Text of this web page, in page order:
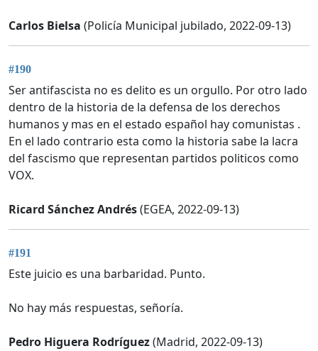
Carlos Bielsa (Policía Municipal jubilado, 2022-09-13)
#190
Ser antifascista no es delito es un orgullo. Por otro lado
dentro de la historia de la defensa de los derechos
humanos y mas en el estado español hay comunistas .
En el lado contrario esta como la historia sabe la lacra
del fascismo que representan partidos politicos como
VOX.
Ricard Sánchez Andrés(EGEA, 2022-09-13)
#191
Este juicio es una barbaridad. Punto.
No hay más respuestas, señoría.
Pedro Higuera Rodríguez(Madrid, 2022-09-13)